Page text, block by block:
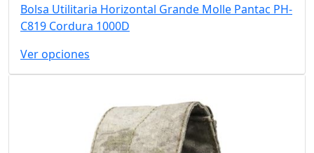
Bolsa Utilitaria Horizontal Grande Molle Pantac PH-
C819 Cordura 1000D
Ver opciones